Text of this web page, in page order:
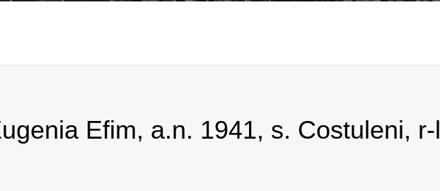
Efim, a.n. 1941, s. Costuleni, r-l